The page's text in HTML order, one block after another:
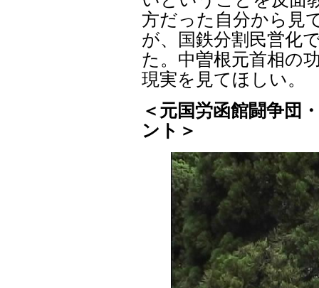
方だった自分から見
が、国鉄分割民営化
た。中曽根元首相の
現実を見てほしい。
＜元国労函館闘争団
ント＞